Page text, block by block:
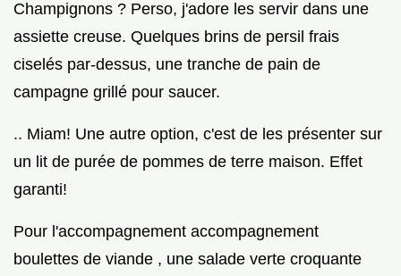
Champignons ? Perso, j'adore les servir dans une
assiette creuse. Quelques brins de persil frais
ciselés par-dessus, une tranche de pain de
campagne grillé pour saucer.
.. Miam! Une autre option, c'est de les présenter sur
un lit de purée de pommes de terre maison. Effet
garanti!
Pour l'accompagnement accompagnement
boulettes de viande , une salade verte croquante